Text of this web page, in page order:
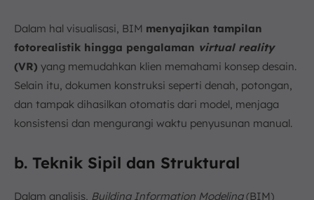
Dalam hal visualisasi, BIM menyajikan tampilan
fotorealistik hingga pengalaman virtual reality
(VR) yang memudahkan klien memahami konsep desain.
Selain itu, dokumen konstruksi seperti denah, potongan,
dan tampak dihasilkan otomatis dari model, menjaga
konsistensi dan mengurangi waktu penyusunan manual.
b. Teknik Sipil dan Struktural
Dalam analisis, Building Information Modeling(BIM)